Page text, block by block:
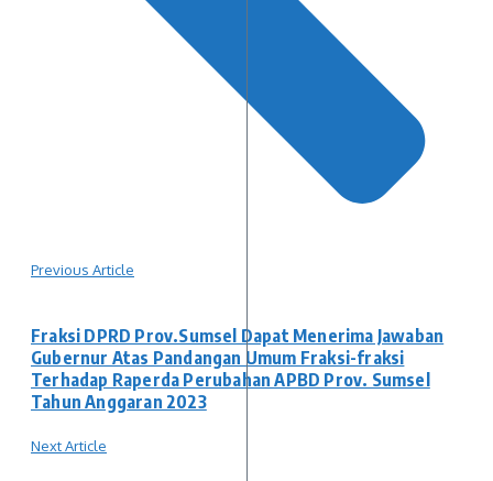
Previous Article
Fraksi DPRD Prov.Sumsel Dapat Menerima Jawaban
Gubernur Atas Pandangan Umum Fraksi-fraksi
Terhadap Raperda Perubahan APBD Prov. Sumsel
Tahun Anggaran 2023
Next Article